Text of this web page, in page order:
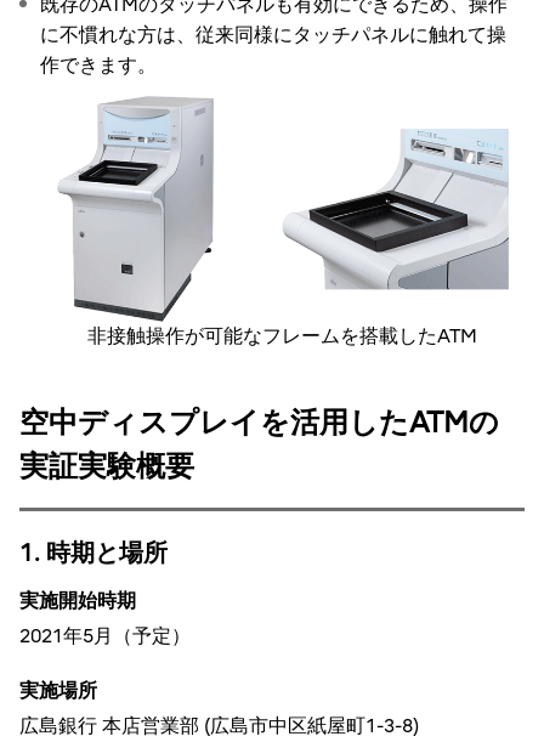
既存のATMのタッチパネルも有効にできるため、操作
に不慣れな方は、従来同様にタッチパネルに触れて操
作できます。
非接触操作が可能なフレームを搭載したATM
空中ディスプレイを活用したATMの
実証実験概要
1. 時期と場所
実施開始時期
2021年5月（予定）
実施場所
広島銀行 本店営業部 (広島市中区紙屋町1-3-8)